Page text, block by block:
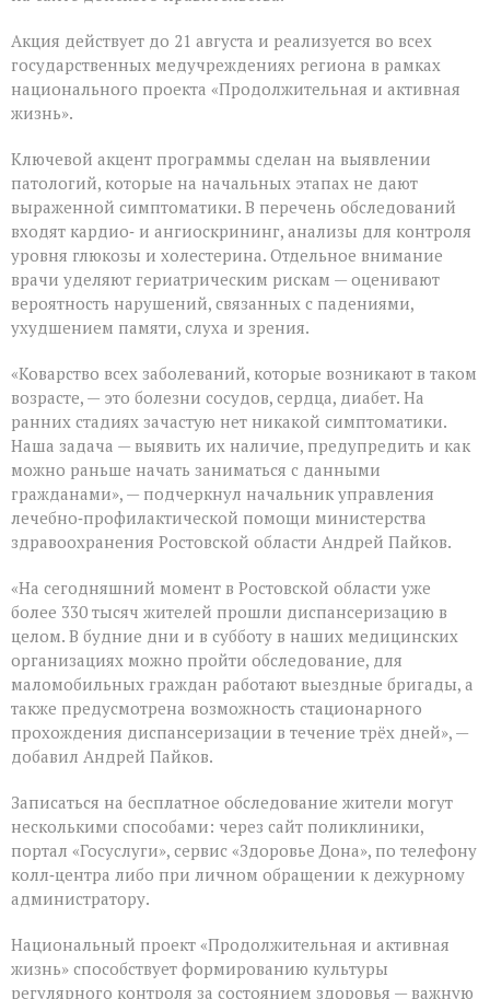
людей
«серебряного»
возраста
Акция действует до 21 августа и реализуется во всех
государственных медучреждениях региона в рамках
национального проекта «Продолжительная и активная
жизнь».
Ключевой акцент программы сделан на выявлении
патологий, которые на начальных этапах не дают
выраженной симптоматики. В перечень обследований
входят кардио‑ и ангиоскрининг, анализы для контроля
уровня глюкозы и холестерина. Отдельное внимание
врачи уделяют гериатрическим рискам — оценивают
вероятность нарушений, связанных с падениями,
ухудшением памяти, слуха и зрения.
«Коварство всех заболеваний, которые возникают в таком
возрасте, — это болезни сосудов, сердца, диабет. На
ранних стадиях зачастую нет никакой симптоматики.
Наша задача — выявить их наличие, предупредить и как
можно раньше начать заниматься с данными
гражданами», — подчеркнул начальник управления
лечебно‑профилактической помощи министерства
здравоохранения Ростовской области Андрей Пайков.
«На сегодняшний момент в Ростовской области уже
более 330 тысяч жителей прошли диспансеризацию в
целом. В будние дни и в субботу в наших медицинских
организациях можно пройти обследование, для
маломобильных граждан работают выездные бригады, а
также предусмотрена возможность стационарного
прохождения диспансеризации в течение трёх дней», —
добавил Андрей Пайков.
Записаться на бесплатное обследование жители могут
несколькими способами: через сайт поликлиники,
портал «Госуслуги», сервис «Здоровье Дона», по телефону
колл‑центра либо при личном обращении к дежурному
администратору.
Национальный проект «Продолжительная и активная
жизнь» способствует формированию культуры
регулярного контроля за состоянием здоровья — важную